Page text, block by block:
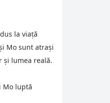
la viață
Mo sunt atrași
și lumea reală.
Mo luptă